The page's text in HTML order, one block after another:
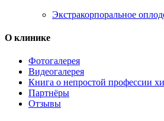
Экстракорпоральное
О клинике
Фотогалерея
Видеогалерея
Книга о непростой профессии
Партнёры
Отзывы